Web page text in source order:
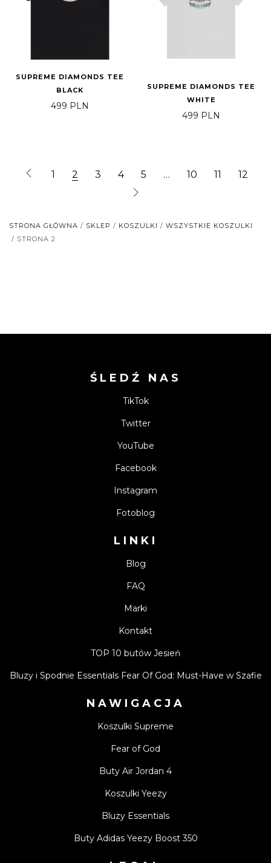
SUPREME DIAMONDS TEE
BLACK
499 PLN
SUPREME DIAMONDS TEE
WHITE
499 PLN
1 2 3 4 5 … 10 11 12
STRONA GŁÓWNA / SKLEP / KOSZULKI / WSZYSTKIE KOSZULKI
/ STRONA 2
ŚLEDŹ NAS
TikTok
Twitter
YouTube
Facebook
Instagram
Fotoblog
LINKI
Blog
FAQ
Marki
Kontakt
TOP 10 butów Jesień
Bluzy i Spodnie Essentials Fear Of God: Must-Have w Szafie
NAWIGACJA
Koszulki Supreme
Fear of God
Buty Air Jordan 4
Koszulki Yeezy
Bluzy Essentials
Buty Adidas Yeezy Boost 350